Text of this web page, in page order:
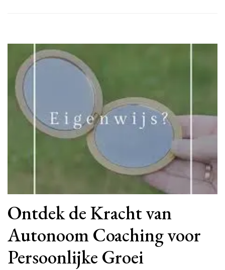
Ontdek de Kracht van
Autonoom Coaching voor
Persoonlijke Groei